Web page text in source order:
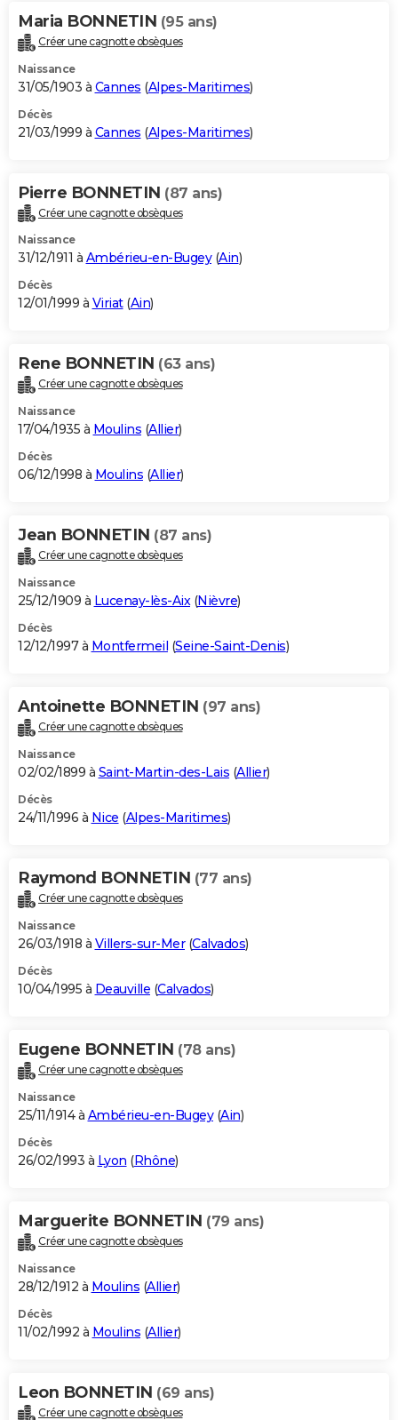
Maria BONNETIN (95 ans)
Créer une cagnotte obsèques
Naissance
31/05/1903 à Cannes (Alpes-Maritimes)
Décès
21/03/1999 à Cannes (Alpes-Maritimes)
Pierre BONNETIN (87 ans)
Créer une cagnotte obsèques
Naissance
31/12/1911 à Ambérieu-en-Bugey(Ain)
Décès
12/01/1999 à Viriat(Ain)
Rene BONNETIN (63 ans)
Créer une cagnotte obsèques
Naissance
17/04/1935 à Moulins (Allier)
Décès
06/12/1998 à Moulins (Allier)
Jean BONNETIN (87 ans)
Créer une cagnotte obsèques
Naissance
25/12/1909 à Lucenay-lès-Aix(Nièvre)
Décès
12/12/1997 à Montfermeil (Seine-Saint-Denis)
Antoinette BONNETIN (97 ans)
Créer une cagnotte obsèques
Naissance
02/02/1899 à Saint-Martin-des-Lais (Allier)
Décès
24/11/1996 à Nice (Alpes-Maritimes)
Raymond BONNETIN (77 ans)
Créer une cagnotte obsèques
Naissance
26/03/1918 à Villers-sur-Mer(Calvados)
Décès
10/04/1995 à Deauville (Calvados)
Eugene BONNETIN (78 ans)
Créer une cagnotte obsèques
Naissance
25/11/1914 à Ambérieu-en-Bugey(Ain)
Décès
26/02/1993 à Lyon (Rhône)
Marguerite BONNETIN (79 ans)
Créer une cagnotte obsèques
Naissance
28/12/1912 à Moulins (Allier)
Décès
11/02/1992 à Moulins (Allier)
Leon BONNETIN (69 ans)
Créer une cagnotte obsèques